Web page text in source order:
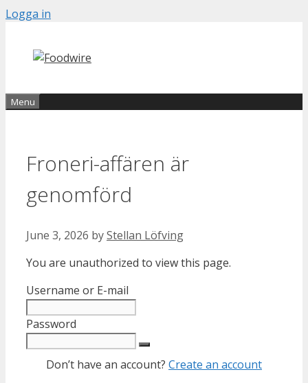
Skip
content
Logga in
Menu
Froneri-affären är
genomförd
June 3, 2026 byStellan Löfving
You are unauthorized to view this page.
Username or E-mail
Password
Don’t have an account? Create an account